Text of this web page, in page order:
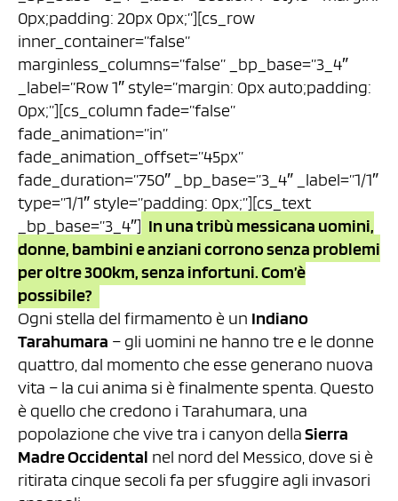
0px;padding: 20px 0px;”][cs_row
inner_container=”false”
marginless_columns=”false” _bp_base=”3_4″
_label=”Row 1″ style=”margin: 0px auto;padding:
0px;”][cs_column fade=”false”
fade_animation=”in”
fade_animation_offset=”45px”
fade_duration=”750″ _bp_base=”3_4″ _label=”1/1″
type=”1/1″ style=”padding: 0px;”][cs_text
_bp_base=”3_4″] In una tribù messicana uomini,
donne, bambini e anziani corrono senza problemi
per oltre 300km, senza infortuni. Com’è
possibile?
Ogni stella del firmamento è un Indiano
Tarahumara – gli uomini ne hanno tre e le donne
quattro, dal momento che esse generano nuova
vita – la cui anima si è finalmente spenta. Questo
è quello che credono i Tarahumara, una
popolazione che vive tra i canyon dellaSierra
Madre Occidental nel nord del Messico, dove si è
ritirata cinque secoli fa per sfuggire agli invasori